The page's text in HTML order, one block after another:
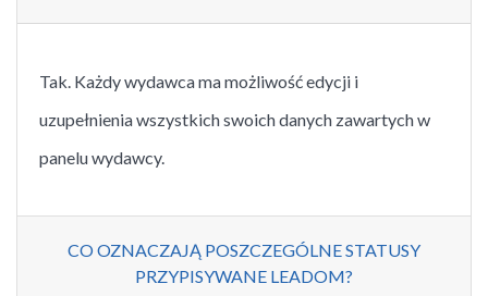
Tak. Każdy wydawca ma możliwość edycji i
uzupełnienia wszystkich swoich danych zawartych w
panelu wydawcy.
CO OZNACZAJĄ POSZCZEGÓLNE STATUSY
PRZYPISYWANE LEADOM?